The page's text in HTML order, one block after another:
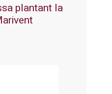
plantant la